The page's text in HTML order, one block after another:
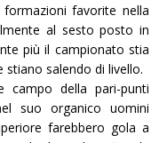
favorite nella
al sesto posto in
più il campionato stia
salendo di livello.
campo della pari-punti
suo organico uomini
farebbero gola a